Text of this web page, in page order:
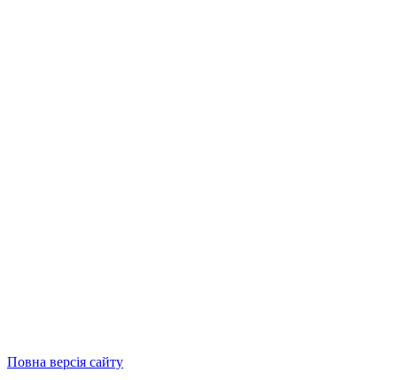
Повна версія сайту